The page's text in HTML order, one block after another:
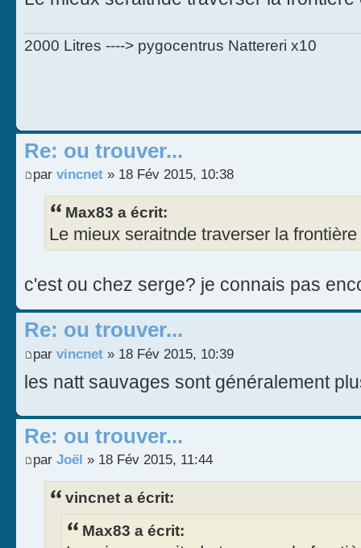
2000 Litres ----> pygocentrus Nattereri x10
Re: ou trouver...
par vincnet » 18 Fév 2015, 10:38
Max83 a écrit:
Le mieux seraitnde traverser la
c'est ou chez serge? je connais pas
Re: ou trouver...
par vincnet » 18 Fév 2015, 10:39
les natt sauvages sont généralement
Re: ou trouver...
par Joël » 18 Fév 2015, 11:44
vincnet a écrit:
Max83 a écrit: